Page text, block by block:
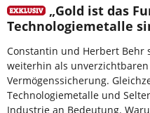
„Gold ist das
Technologiemetalle
Constantin und Herbert Behr
weiterhin als
Vermögenssicherung.
Technologiemetalle und
Industrie an Bedeutung.